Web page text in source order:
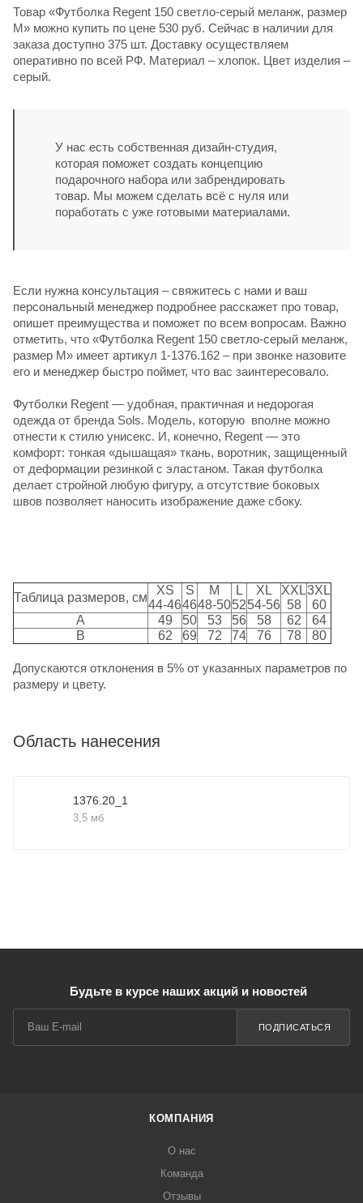
Товар «Футболка Regent 150 светло-серый меланж, размер
M» можно купить по цене 530 руб. Сейчас в наличии для
заказа доступно 375 шт. Доставку осуществляем
оперативно по всей РФ. Материал – хлопок. Цвет изделия –
серый.
У нас есть собственная дизайн-студия,
которая поможет создать концепцию
подарочного набора или забрендировать
товар. Мы можем сделать всё с нуля или
поработать с уже готовыми материалами.
Если нужна консультация – свяжитесь с нами и ваш
персональный менеджер подробнее расскажет про товар,
опишет преимущества и поможет по всем вопросам. Важно
отметить, что «Футболка Regent 150 светло-серый меланж,
размер M» имеет артикул 1-1376.162 – при звонке назовите
его и менеджер быстро поймет, что вас заинтересовало.
Футболки Regent — удобная, практичная и недорогая
одежда от бренда Sols. Модель, которую вполне можно
отнести к стилю унисекс. И, конечно, Regent — это
комфорт: тонкая «дышащая» ткань, воротник, защищенный
от деформации резинкой с эластаном. Такая футболка
делает стройной любую фигуру, а отсутствие боковых
швов позволяет наносить изображение даже сбоку.
Таблица размеров, см
XS
44-46
S
46
M
48-50
L
52
XL
54-56
XXL
58
3XL
60
A
49 50 53 56 58 62
64
B
62 69 72 74 76 78 80
Допускаются отклонения в 5% от указанных параметров по
размеру и цвету.
Область нанесения
1376.20_1
3,5 мб
Будьте в курсе наших акций и новостей
ПОДПИСАТЬСЯ
КОМПАНИЯ
О нас
Команда
Отзывы